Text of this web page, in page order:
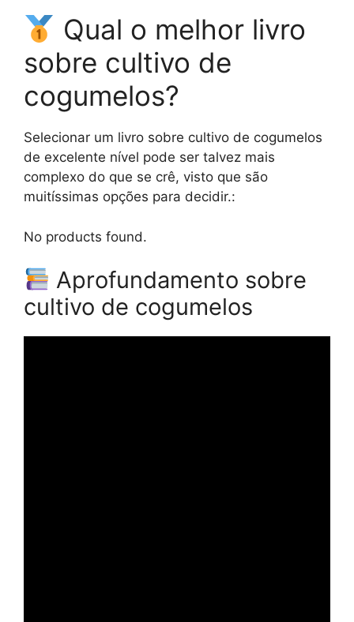
Qual o melhor livro
sobre cultivo de
cogumelos?
Selecionar um livro sobre cultivo de cogumelos
de excelente nível pode ser talvez mais
complexo do que se crê, visto que são
muitíssimas opções para decidir.:
No products found.
Aprofundamento sobre
cultivo de cogumelos